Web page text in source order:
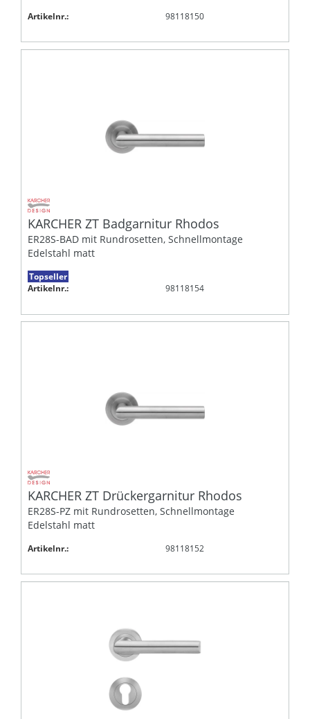
Artikelnr.: 98118150
KARCHER ZT Badgarnitur Rhodos
ER28S-BAD mit Rundrosetten, Schnellmontage
Edelstahl matt
Topseller
Artikelnr.:
98118154
KARCHER ZT Drückergarnitur Rhodos
ER28S-PZ mit Rundrosetten, Schnellmontage
Edelstahl matt
Artikelnr.: 98118152